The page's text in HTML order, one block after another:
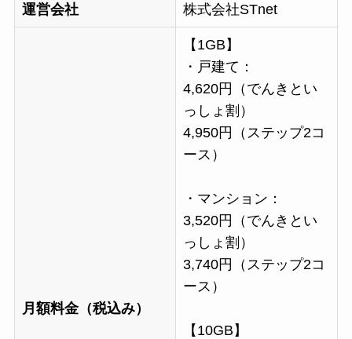
運営会社 株式会社STnet
月額料金（税込み）
【1GB】
・戸建て：
4,620円（でんきとい
っしょ割）
4,950円（ステップ2コ
ース）
・マンション：
3,520円（でんきとい
っしょ割）
3,740円（ステップ2コ
ース）
【10GB】